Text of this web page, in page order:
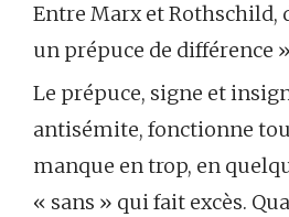
Entre Marx et Rothschild,
un prépuce de différence
Le prépuce, signe et
antisémite, fonctionne
manque en trop, en
« sans » qui fait excès.